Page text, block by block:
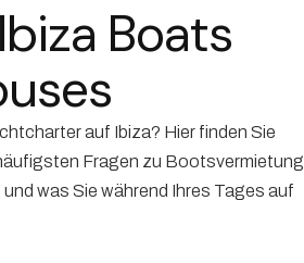
Boats
auf Ibiza? Hier finden Sie
Fragen zu
was Sie während Ihres Tages auf